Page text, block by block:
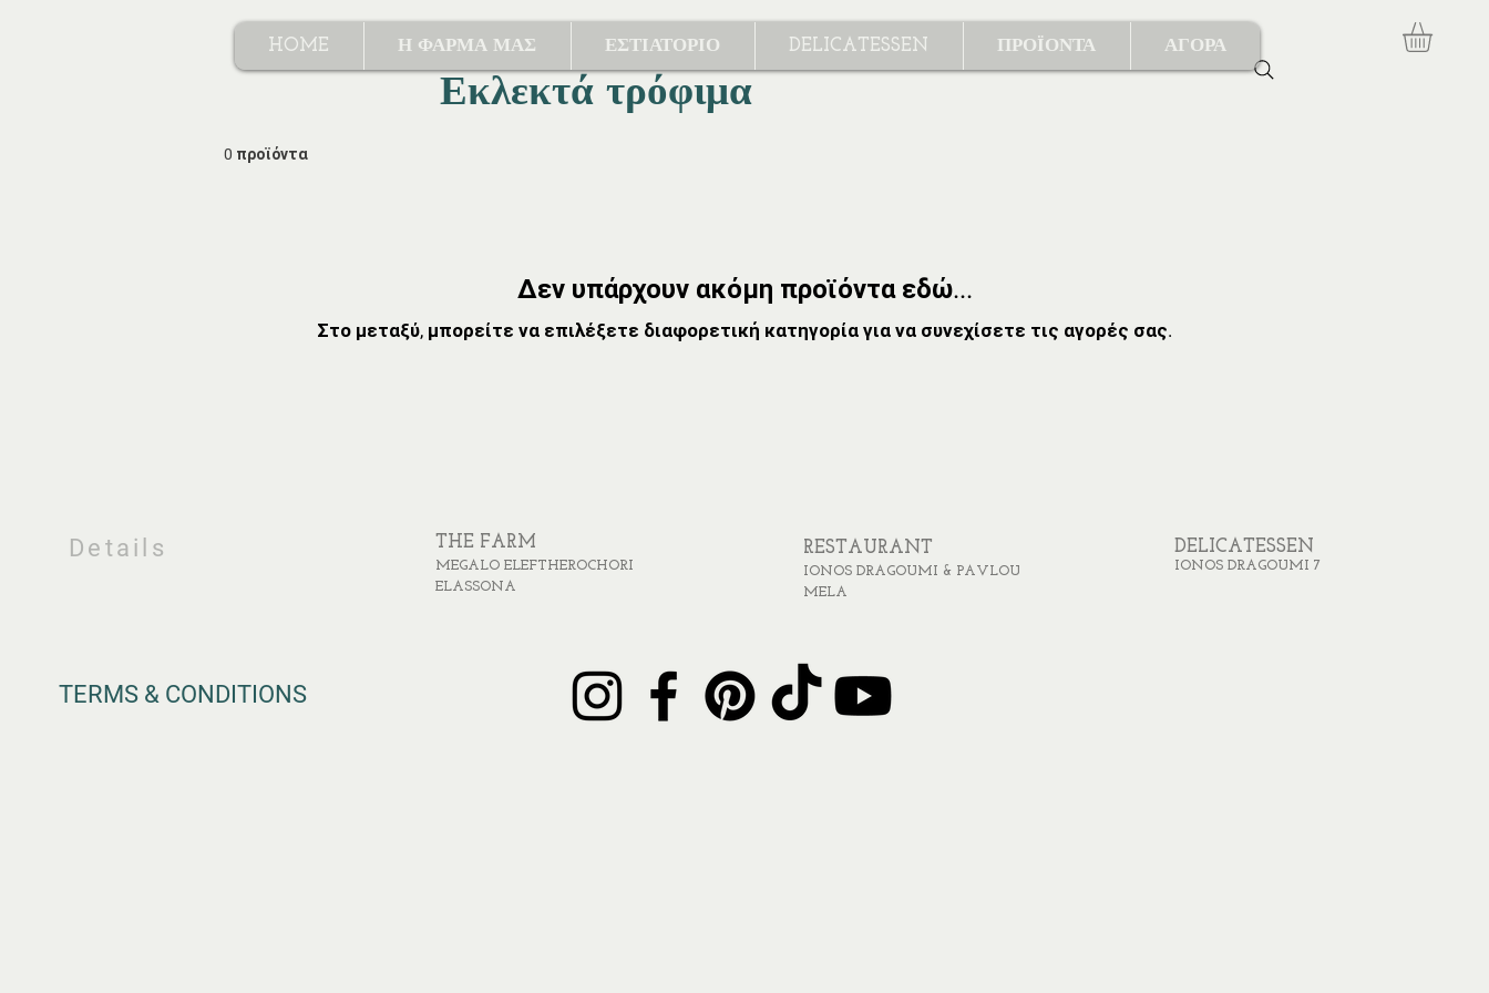
HOME Η ΦΑΡΜΑ ΜΑΣ ΕΣΤΙΑΤΟΡΙΟ DELICATESSEN ΠΡΟΪΟΝΤΑ ΑΓΟΡΑ
Εκλεκτά τρόφιμα
0 προϊόντα
Δεν υπάρχουν ακόμη προϊόντα εδώ...
Στο μεταξύ, μπορείτε να επιλέξετε διαφορετική κατηγορία για να συνεχίσετε τις αγορές σας.
Details
TERMS & CONDITIONS
THE FARM
MEGALO ELEFTHEROCHORI
ELASSONA
RESTAURANT
IONOS DRAGOUMI & PAVLOU
MELA
DELICATESSEN
IONOS DRAGOUMI 7